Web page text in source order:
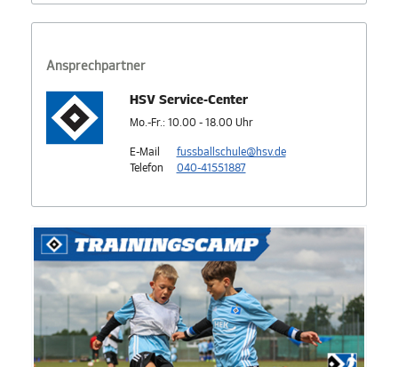
Ansprechpartner
HSV Service-Center
Mo.-Fr.: 10.00 - 18.00 Uhr
E-Mail
fussballschule@hsv.de
Telefon
040-41551887